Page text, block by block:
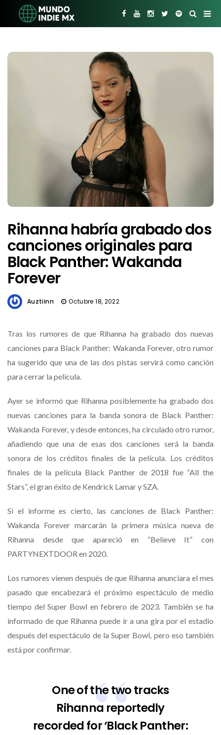
Rihanna habría grabado dos
canciones originales para
Black Panther: Wakanda
Forever
Auztiinn Octubre 18, 2022
Tras los rumores de que Rihanna ha grabado dos nuevas
canciones para Black Panther: Wakanda Forever, otro rumor
ha sugerido que una de las dos pistas servirá como canción
para cerrar la película.
Ayer se informó que Rihanna posiblemente ha grabado dos
nuevas canciones para la banda sonora de Black Panther:
Wakanda Forever, y desde entonces, ha circulado otro rumor,
añadiendo que una de esas dos canciones será la banda
sonora de los créditos finales de la película. Los créditos
finales de la película Black Panther de 2018 fue “All the
Stars”, el gran éxito de Kendrick Lamar y SZA.
Si el informe es cierto, las canciones de Black Panther:
Wakanda Forever marcarán la primera música nueva de
Rihanna desde que apareció en “Believe It” con
PARTYNEXTDOOR en 2020.
Los rumores vienen después de que Rihanna anunciara el mes
pasado que encabezará el próximo espectáculo de medio
tiempo del Super Bowl en febrero de 2023. También se ha
informado de que Rihanna puede ir a una gira por el estadio
después del espectáculo de la Super Bowl, pero eso también
está por confirmar.
One of the two tracks
Rihanna reportedly
recorded for ‘Black Panther: